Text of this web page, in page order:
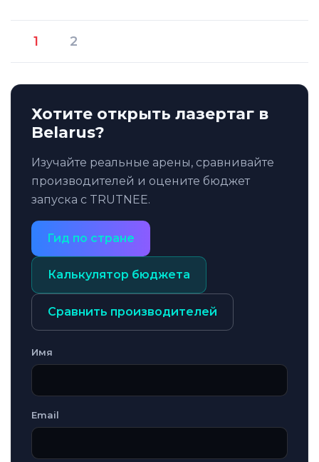
1 2
Хотите открыть лазертаг в
Belarus?
Изучайте реальные арены, сравнивайте
производителей и оцените бюджет
запуска с TRUTNEE.
Гид по стране
Калькулятор бюджета
Сравнить производителей
Имя
Email